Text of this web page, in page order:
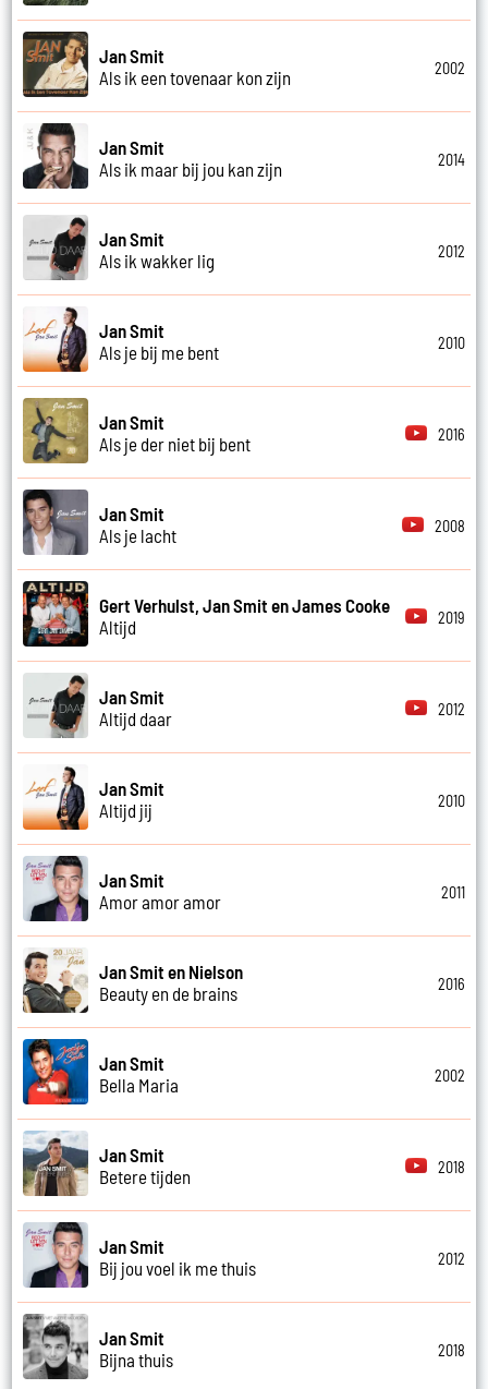
Jan Smit
Als ik een tovenaar kon zijn
2002
Jan Smit
Als ik maar bij jou kan zijn
2014
Jan Smit
Als ik wakker lig
2012
Jan Smit
Als je bij me bent
2010
Jan Smit
Als je der niet bij bent
2016
Jan Smit
Als je lacht
2008
Gert Verhulst, Jan Smit en James Cooke
Altijd
2019
Jan Smit
Altijd daar
2012
Jan Smit
Altijd jij
2010
Jan Smit
Amor amor amor
2011
Jan Smit en Nielson
Beauty en de brains
2016
Jan Smit
Bella Maria
2002
Jan Smit
Betere tijden
2018
Jan Smit
Bij jou voel ik me thuis
2012
Jan Smit
Bijna thuis
2018